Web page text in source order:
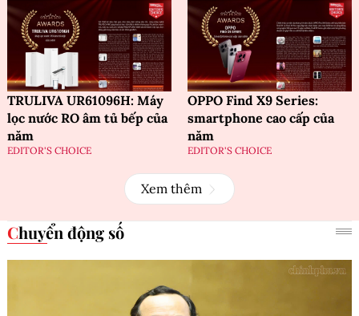
TRULIVA UR61096H: Máy
lọc nước RO âm tủ bếp của
năm
EDITOR'S CHOICE
OPPO Find X9 Series:
smartphone cao cấp của
năm
EDITOR'S CHOICE
Xem thêm
Chuyển động số